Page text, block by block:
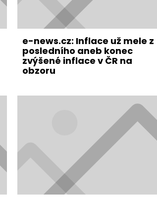
e-news.cz: Inflace už mele z
posledního aneb konec
zvýšené inflace v ČR na
obzoru